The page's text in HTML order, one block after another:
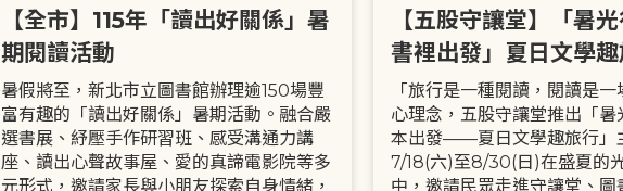
【全市】115年「讀出好關係」暑
期閱讀活動
暑假將至，新北市立圖書館辦理逾150場豐
富有趣的「讀出好關係」暑期活動。融合嚴
選書展、紓壓手作研習班、感受溝通力講
座、讀出心聲故事屋、愛的真諦電影院等多
元形式，邀請家長與小朋友探索自身情緒，
【五股守讓堂】「暑
書裡出發」夏日文學趣
活動
「旅行是一種閱讀，閱讀是
心理念，五股守讓堂推出「暑
本出發——夏日文學趣旅行」
7/18(六)至8/30(日)在盛夏的
中，邀請民眾走進守讓堂、圖